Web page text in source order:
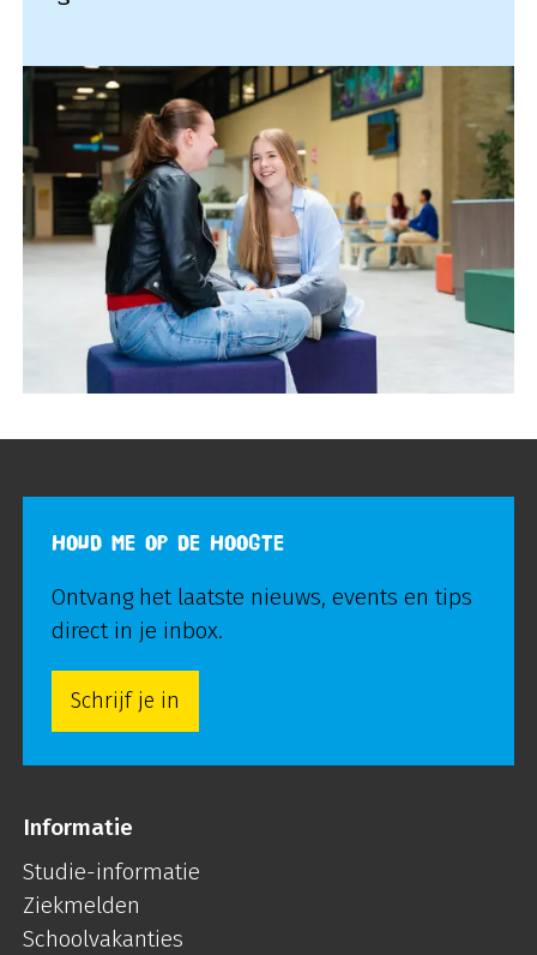
HOUD ME OP DE HOOGTE
Ontvang het laatste nieuws, events en tips
direct in je inbox.
Schrijf je in
Informatie
Studie-informatie
Ziekmelden
Schoolvakanties